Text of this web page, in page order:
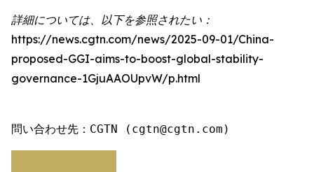
詳細については、以下を参照されたい：
https://news.cgtn.com/news/2025-09-01/China-
proposed-GGI-aims-to-boost-global-stability-
governance-1GjuAAOUpvW/p.html
問い合わせ先：CGTN (cgtn@cgtn.com)